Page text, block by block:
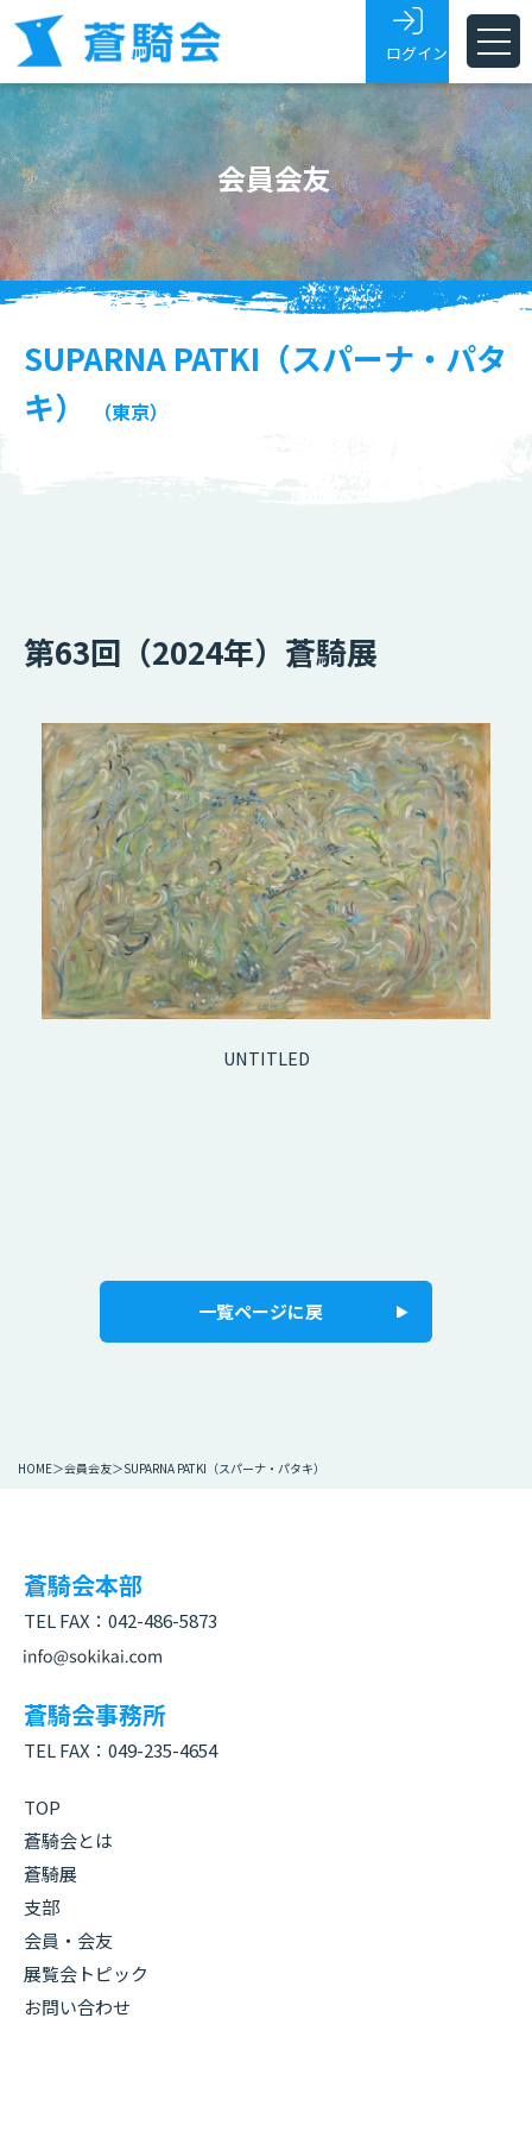
ホーム
蒼騎会とは
蒼騎展
支部
展覧会トピックス
お問い合わせ
ログイン
会員会友
SUPARNA PATKI（スパーナ・パタ
キ）
（東京）
第63回（2024年）蒼騎展
UNTITLED
一覧ページに戻
HOME 会員会友 SUPARNA PATKI（スパーナ・パタキ）
蒼騎会本部
TEL FAX： 042-486-5873
蒼騎会事務所
TEL FAX： 049-235-4654
TOP
蒼騎会とは
蒼騎展
支部
会員・会友
展覧会トピック
お問い合わせ